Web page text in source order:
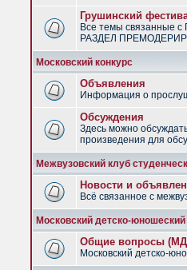
Грушинский
Все темы связанные
РАЗДЕЛ
Московский конкурс
Объявления
Информация о
Обсуждения
Здесь можно
произведения для
Межвузовский клуб
Новости и
Всё связанное с
Московский детско-
Общие вопросы
Московский детско-